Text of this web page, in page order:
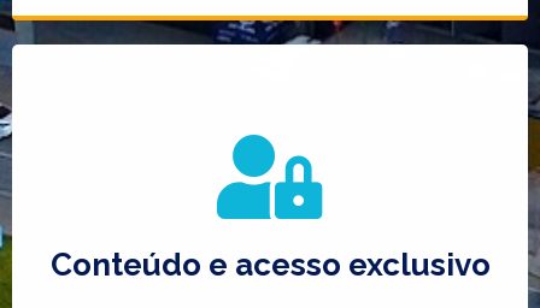
Conteúdo e acesso exclusivo